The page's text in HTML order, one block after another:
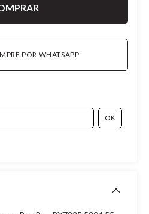
POR WHATSAPP